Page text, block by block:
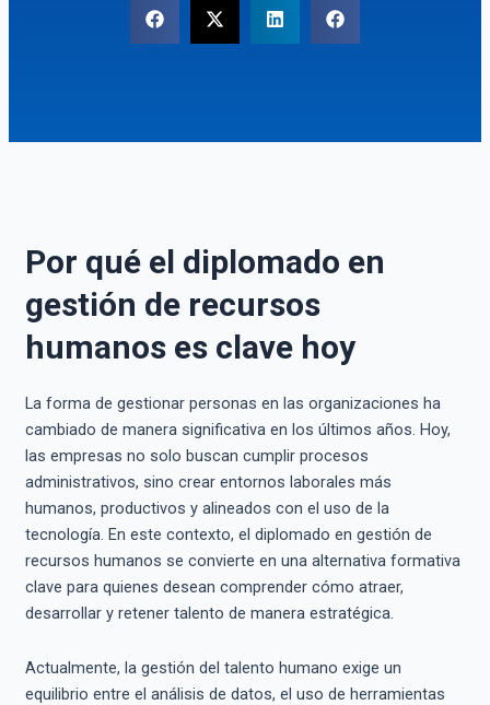
Por qué el diplomado en
gestión de recursos
humanos es clave hoy
La forma de gestionar personas en las organizaciones ha
cambiado de manera significativa en los últimos años. Hoy,
las empresas no solo buscan cumplir procesos
administrativos, sino crear entornos laborales más
humanos, productivos y alineados con el uso de la
tecnología. En este contexto, el diplomado en gestión de
recursos humanos se convierte en una alternativa formativa
clave para quienes desean comprender cómo atraer,
desarrollar y retener talento de manera estratégica.
Actualmente, la gestión del talento humano exige un
equilibrio entre el análisis de datos, el uso de herramientas